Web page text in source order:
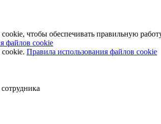
чтобы обеспечивать правильную
файлов cookie
Правила использования файлов cookie